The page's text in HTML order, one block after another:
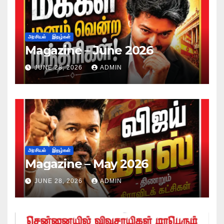
அரசியல் இதழ்கள்
Magazine – June 2026
JUNE 28, 2026 ADMIN
அரசியல் இதழ்கள்
Magazine – May 2026
JUNE 28, 2026 ADMIN